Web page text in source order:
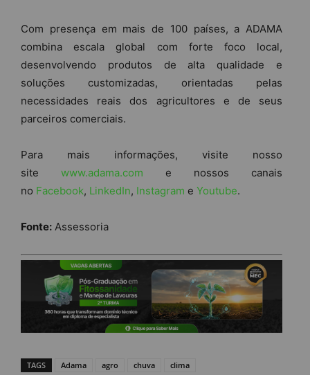
Com presença em mais de 100 países, a ADAMA
combina escala global com forte foco local,
desenvolvendo produtos de alta qualidade e
soluções customizadas, orientadas pelas
necessidades reais dos agricultores e de seus
parceiros comerciais.
Para mais informações, visite nosso
site www.adama.com e nossos canais
no Facebook, LinkedIn, Instagram e Youtube.
Fonte: Assessoria
TAGS Adama agro chuva clima